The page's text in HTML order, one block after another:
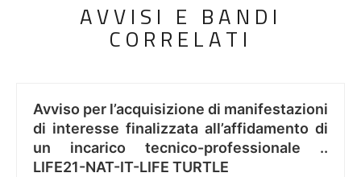
AVVISI E BANDI
CORRELATI
Avviso per l’acquisizione di manifestazioni
di interesse finalizzata all’affidamento di
un incarico tecnico-professionale ..
LIFE21-NAT-IT-LIFE TURTLE